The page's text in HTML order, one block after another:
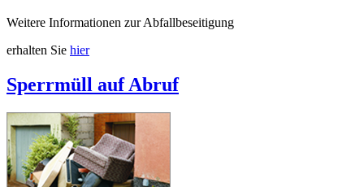
Weitere Informationen zur Abfallbeseitigung
erhalten Sie hier
Sperrmüll auf Abruf